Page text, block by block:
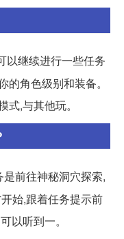
以继续进行一些任务
角色级别和装备。
,与其他玩。
是前往神秘洞穴探索,
始,跟着任务提示前
以听到一。